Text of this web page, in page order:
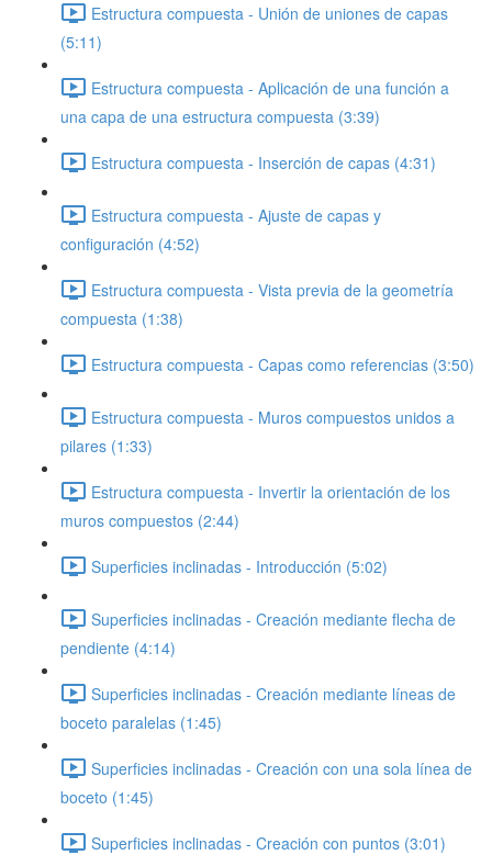
Estructura compuesta - Unión de uniones de capas
(5:11)
Estructura compuesta - Aplicación de una función a
una capa de una estructura compuesta (3:39)
Estructura compuesta - Inserción de capas (4:31)
Estructura compuesta - Ajuste de capas y
configuración (4:52)
Estructura compuesta - Vista previa de la geometría
compuesta (1:38)
Estructura compuesta - Capas como referencias (3:50)
Estructura compuesta - Muros compuestos unidos a
pilares (1:33)
Estructura compuesta - Invertir la orientación de los
muros compuestos (2:44)
Superficies inclinadas - Introducción (5:02)
Superficies inclinadas - Creación mediante flecha de
pendiente (4:14)
Superficies inclinadas - Creación mediante líneas de
boceto paralelas (1:45)
Superficies inclinadas - Creación con una sola línea de
boceto (1:45)
Superficies inclinadas - Creación con puntos (3:01)